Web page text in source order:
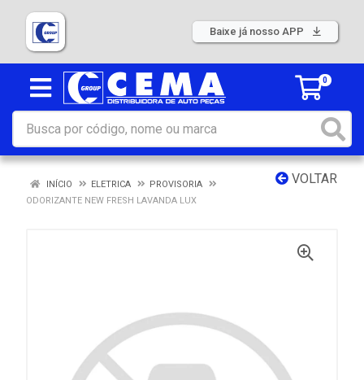
Baixe já nosso APP
0
VOLTAR
INÍCIO ELETRICA
PROVISORIA
ODORIZANTE NEW FRESH LAVANDA LUX